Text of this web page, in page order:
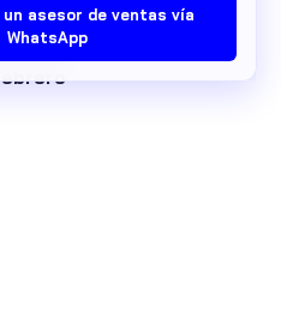
S.A.
Tovar
asesor de ventas vía
WhatsApp